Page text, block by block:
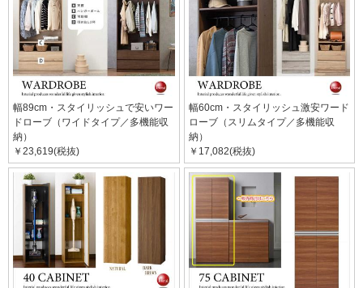
幅89cm・スタイリッシュで安いワー
ドローブ（ワイドタイプ／多機能収
納）
￥23,619(税抜)
幅60cm・スタイリッシュ激安ワード
ローブ（スリムタイプ／多機能収
納）
￥17,082(税抜)